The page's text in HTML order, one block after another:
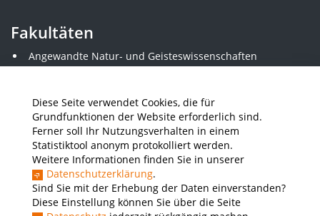
Diese Seite verwendet Cookies, die für
Grundfunktionen der Website erforderlich sind.
Ferner soll Ihr Nutzungsverhalten in einem
Statistiktool anonym protokolliert werden.
Weitere Informationen finden Sie in unserer
Datenschutzerklärung.
Sind Sie mit der Erhebung der Daten einverstanden?
Diese Einstellung können Sie über die Seite
Fakultäten
Angewandte Natur- und Geisteswissenschaften
Angewandte Sozialwissenschaften
Elektrotechnik
Gestaltung
Informatik und Wirtschaftsinformatik
Kunststofftechnik und Vermessung
Maschinenbau
THWS Business School
Wirtschaftsingenieurwesen